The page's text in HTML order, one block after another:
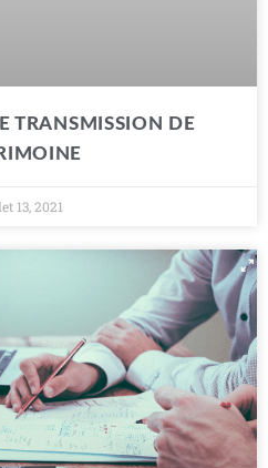
TRANSMISSION DE
13, 2021